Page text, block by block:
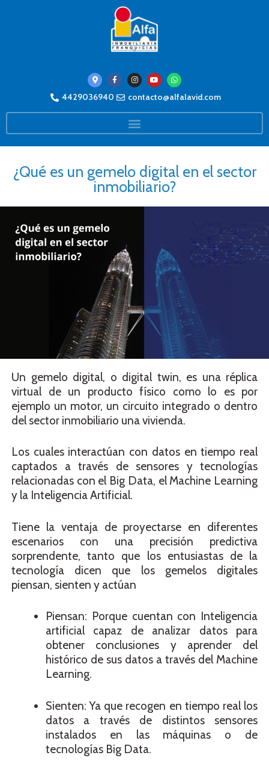
4429036940 contacto@alfalavid.com
¿Qué es un gemelo digital en el sector
inmobiliario?
Un gemelo digital, o digital twin, es una réplica
virtual de un producto físico como lo es por
ejemplo un motor, un circuito integrado o dentro
del sector inmobiliario una vivienda.
Los cuales interactúan con datos en tiempo real
captados a través de sensores y tecnologías
relacionadas con el Big Data, el Machine Learning
y la Inteligencia Artificial.
Tiene la ventaja de proyectarse en diferentes
escenarios con una precisión predictiva
sorprendente, tanto que los entusiastas de la
tecnología dicen que los gemelos digitales
piensan, sienten y actúan
Piensan: Porque cuentan con Inteligencia
artificial capaz de analizar datos para
obtener conclusiones y aprender del
histórico de sus datos a través del Machine
Learning.
Sienten: Ya que recogen en tiempo real los
datos a través de distintos sensores
instalados en las máquinas o de
tecnologías Big Data.